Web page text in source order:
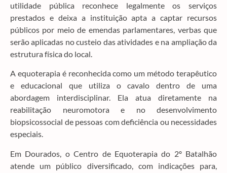
utilidade pública reconhece legalmente os serviços
prestados e deixa a instituição apta a captar recursos
públicos por meio de emendas parlamentares, verbas que
serão aplicadas no custeio das atividades e na ampliação da
estrutura física do local.
A equoterapia é reconhecida como um método terapêutico
e educacional que utiliza o cavalo dentro de uma
abordagem interdisciplinar. Ela atua diretamente na
reabilitação neuromotora e no desenvolvimento
biopsicossocial de pessoas com deficiência ou necessidades
especiais.
Em Dourados, o Centro de Equoterapia do 2º Batalhão
atende um público diversificado, com indicações para,